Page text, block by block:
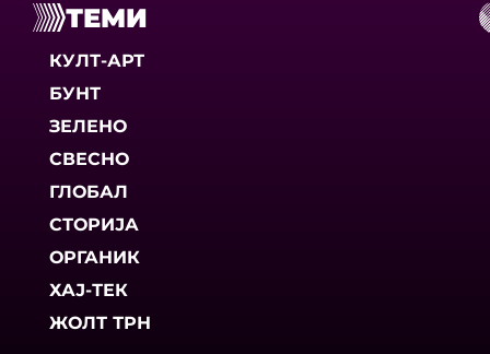
ТЕМИ
КУЛТ-АРТ
БУНТ
ЗЕЛЕНО
СВЕСНО
ГЛОБАЛ
СТОРИЈА
ОРГАНИК
ХАЈ-ТЕК
ЖОЛТ ТРН